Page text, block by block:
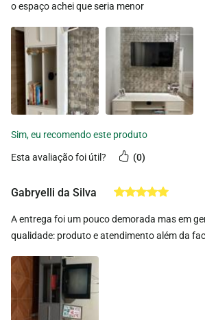
o espaço achei que seria menor
esta avaliação foi útil? 0
Gabryelli da Silva
A entrega foi um pouco demorada mas em
qualidade: produto e atendimento além da